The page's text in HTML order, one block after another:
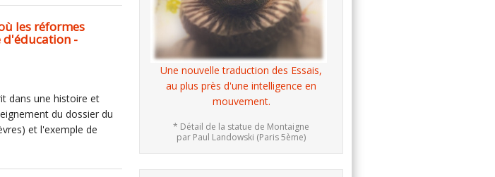
les réformes
d'éducation -
dans une histoire et
du dossier du
et l'exemple de
Une nouvelle traduction des Essais,
au plus près d'une intelligence en
mouvement.
* Détail de la statue de Montaigne
par Paul Landowski (Paris 5ème)